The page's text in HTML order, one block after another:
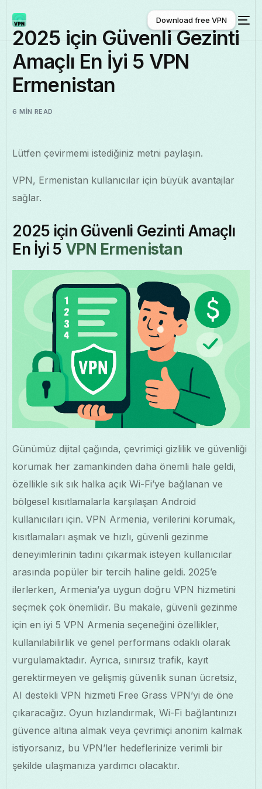
Türkçe
Download free VPN
Download free VPN
2025 için Güvenli Gezinti
Amaçlı En İyi 5 VPN
Ermenistan
6 MIN READ
Lütfen çevirmemi istediğiniz metni paylaşın.
VPN, Ermenistan kullanıcılar için büyük avantajlar
sağlar.
2025 için Güvenli Gezinti Amaçlı
En İyi 5 VPN Ermenistan
Günümüz dijital çağında, çevrimiçi gizlilik ve güvenliği
korumak her zamankinden daha önemli hale geldi,
özellikle sık sık halka açık Wi-Fi’ye bağlanan ve
bölgesel kısıtlamalarla karşılaşan Android
kullanıcıları için. VPN Armenia, verilerini korumak,
kısıtlamaları aşmak ve hızlı, güvenli gezinme
deneyimlerinin tadını çıkarmak isteyen kullanıcılar
arasında popüler bir tercih haline geldi. 2025’e
ilerlerken, Armenia’ya uygun doğru VPN hizmetini
seçmek çok önemlidir. Bu makale, güvenli gezinme
için en iyi 5 VPN Armenia seçeneğini özellikler,
kullanılabilirlik ve genel performans odaklı olarak
vurgulamaktadır. Ayrıca, sınırsız trafik, kayıt
gerektirmeyen ve gelişmiş güvenlik sunan ücretsiz,
AI destekli VPN hizmeti Free Grass VPN’yi de öne
çıkaracağız. Oyun hızlandırmak, Wi-Fi bağlantınızı
güvence altına almak veya çevrimiçi anonim kalmak
istiyorsanız, bu VPN’ler hedeflerinize verimli bir
şekilde ulaşmanıza yardımcı olacaktır.